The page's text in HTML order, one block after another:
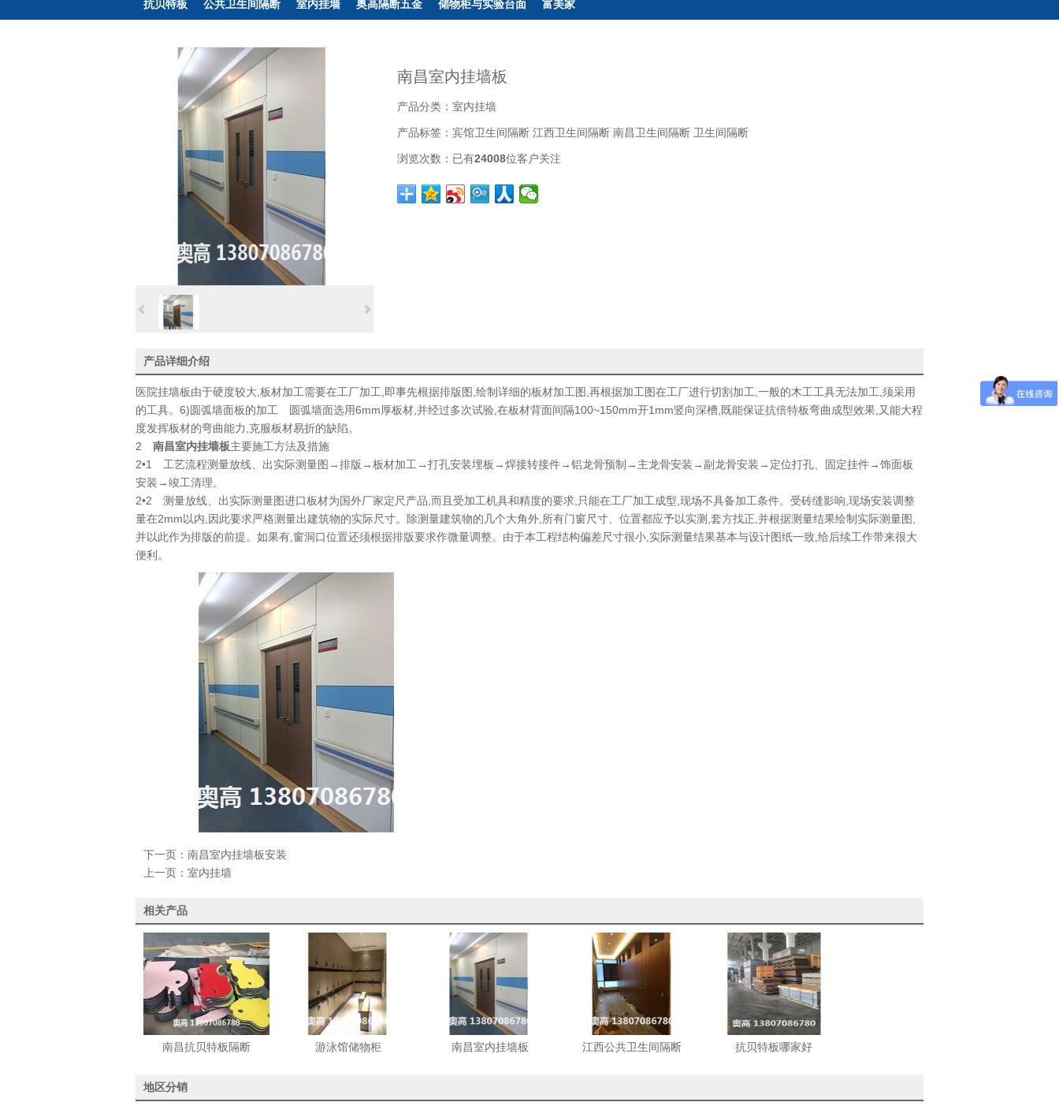
抗贝特板 公共卫生间隔断 室内挂墙 奥高隔断五金 储物柜与实验台面 富美家
南昌室内挂墙板
产品分类： 室内挂墙
产品标签： 宾馆卫生间隔断 江西卫生间隔断 南昌卫生间隔断 卫生间隔断
浏览次数： 已有24008位客户关注
产品详细介绍
医院挂墙板由于硬度较大,板材加工需要在工厂加工,即事先根据排版图,绘制详细的板材加工图,再根据加工图在工厂进行切割加工,一般的木工工具无法加工,须采用
的工具。6)圆弧墙面板的加工 圆弧墙面选用6mm厚板材,并经过多次试验,在板材背面间隔100~150mm开1mm竖向深槽,既能保证抗倍特板弯曲成型效果,又能大程
度发挥板材的弯曲能力,克服板材易折的缺陷。
2 南昌室内挂墙板主要施工方法及措施
2•1 工艺流程测量放线、出实际测量图→排版→板材加工→打孔安装埋板→焊接转接件→铝龙骨预制→主龙骨安装→副龙骨安装→定位打孔、固定挂件→饰面板
安装→竣工清理。
2•2 测量放线、出实际测量图进口板材为国外厂家定尺产品,而且受加工机具和精度的要求,只能在工厂加工成型,现场不具备加工条件。受砖缝影响,现场安装调整
量在2mm以内,因此要求严格测量出建筑物的实际尺寸。除测量建筑物的几个大角外,所有门窗尺寸、位置都应予以实测,套方找正,并根据测量结果绘制实际测量图,
并以此作为排版的前提。如果有,窗洞口位置还须根据排版要求作微量调整。由于本工程结构偏差尺寸很小,实际测量结果基本与设计图纸一致,给后续工作带来很大
便利。
下一页： 南昌室内挂墙板安装
上一页： 室内挂墙
相关产品
南昌抗贝特板隔断 游泳馆储物柜 南昌室内挂墙板 江西公共卫生间隔断 抗贝特板哪家好
地区分销